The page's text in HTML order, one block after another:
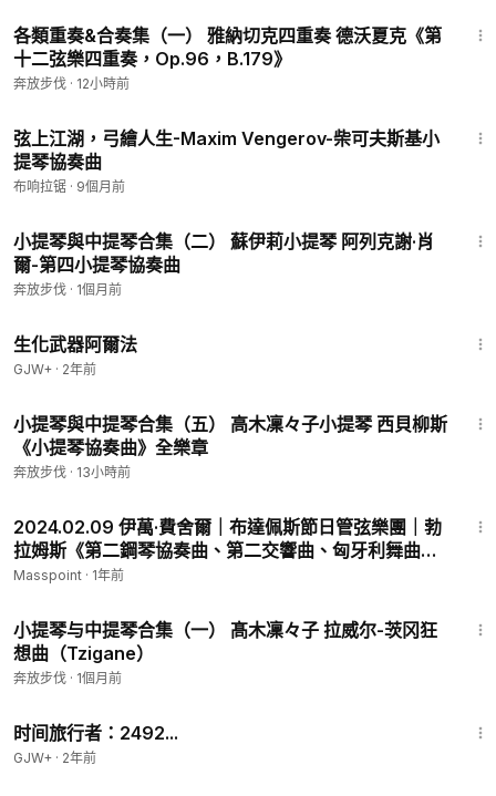
各類重奏&合奏集（一） 雅納切克四重奏 德沃夏克《第
十二弦樂四重奏，Op.96，B.179》
奔放步伐 · 12小時前
弦上江湖，弓繪人生-Maxim Vengerov-柴可夫斯基小
提琴協奏曲
布响拉锯 · 9個月前
小提琴與中提琴合集（二） 蘇伊莉小提琴 阿列克謝·肖
爾-第四小提琴協奏曲
奔放步伐 · 1個月前
生化武器阿爾法
GJW+ · 2年前
小提琴與中提琴合集（五） 高木凜々子小提琴 西貝柳斯
《小提琴協奏曲》全樂章
奔放步伐 · 13小時前
2024.02.09 伊萬·費舍爾｜布達佩斯節日管弦樂團｜勃
拉姆斯《第二鋼琴協奏曲、第二交響曲、匈牙利舞曲
No.7＆No.10》
Masspoint · 1年前
小提琴与中提琴合集（一） 髙木凜々子 拉威尔-茨冈狂
想曲（Tzigane）
奔放步伐 · 1個月前
时间旅行者：2492...
GJW+ · 2年前